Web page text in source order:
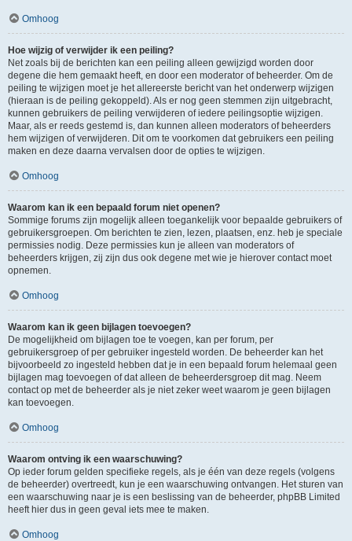
Omhoog
Hoe wijzig of verwijder ik een peiling?
Net zoals bij de berichten kan een peiling alleen gewijzigd worden door
degene die hem gemaakt heeft, en door een moderator of beheerder. Om de
peiling te wijzigen moet je het allereerste bericht van het onderwerp wijzigen
(hieraan is de peiling gekoppeld). Als er nog geen stemmen zijn uitgebracht,
kunnen gebruikers de peiling verwijderen of iedere peilingsoptie wijzigen.
Maar, als er reeds gestemd is, dan kunnen alleen moderators of beheerders
hem wijzigen of verwijderen. Dit om te voorkomen dat gebruikers een peiling
maken en deze daarna vervalsen door de opties te wijzigen.
Omhoog
Waarom kan ik een bepaald forum niet openen?
Sommige forums zijn mogelijk alleen toegankelijk voor bepaalde gebruikers of
gebruikersgroepen. Om berichten te zien, lezen, plaatsen, enz. heb je speciale
permissies nodig. Deze permissies kun je alleen van moderators of
beheerders krijgen, zij zijn dus ook degene met wie je hierover contact moet
opnemen.
Omhoog
Waarom kan ik geen bijlagen toevoegen?
De mogelijkheid om bijlagen toe te voegen, kan per forum, per
gebruikersgroep of per gebruiker ingesteld worden. De beheerder kan het
bijvoorbeeld zo ingesteld hebben dat je in een bepaald forum helemaal geen
bijlagen mag toevoegen of dat alleen de beheerdersgroep dit mag. Neem
contact op met de beheerder als je niet zeker weet waarom je geen bijlagen
kan toevoegen.
Omhoog
Waarom ontving ik een waarschuwing?
Op ieder forum gelden specifieke regels, als je één van deze regels (volgens
de beheerder) overtreedt, kun je een waarschuwing ontvangen. Het sturen van
een waarschuwing naar je is een beslissing van de beheerder, phpBB Limited
heeft hier dus in geen geval iets mee te maken.
Omhoog